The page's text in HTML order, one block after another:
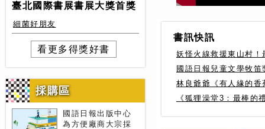
臺北國際書展書展大獎首獎
細菌好朋友
看更多得獎好書
採購區
國語日報出版中心
為方便廠商大宗採
書訊快訊
妖怪火線救援東山村
國語日報兒童文學牧
林良爺爺《有人緣的
《狐狸澡堂3：最棒的